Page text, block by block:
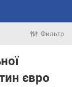
Фильтр
євро